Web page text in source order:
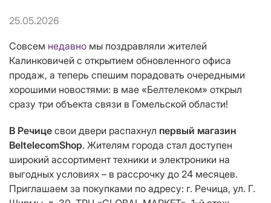
25.05.2026
Совсем недавно мы поздравляли жителей
Калинковичей с открытием обновленного офиса
продаж, а теперь спешим порадовать очередными
хорошими новостями: в мае «Белтелеком» открыл
сразу три объекта связи в Гомельской области!
В Речице свои двери распахнул первый магазин
BeltelecomShop. Жителям города стал доступен
широкий ассортимент техники и электроники на
выгодных условиях – в рассрочку до 24 месяцев.
Приглашаем за покупками по адресу: г. Речица, ул. Г.